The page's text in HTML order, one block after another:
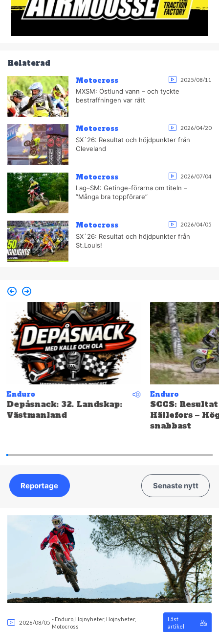
Relaterad
Motocross 2025/08/11
MXSM: Östlund vann – och tyckte
bestraffningen var rätt
Motocross 2026/04/20
SX´26: Resultat och höjdpunkter från
Cleveland
Motocross 2026/07/04
Lag–SM: Getinge-förarna om titeln –
”Många bra toppförare”
Motocross 2026/04/05
SX´26: Resultat och höjdpunkter från
St.Louis!
Enduro
Depåsnack: 32. Landskap:
Västmanland
Enduro
SCCS:
Hällefors –
snabbast
Reportage Senaste nytt
2026/08/05
- Enduro Hojnyheter, Hojnyheter,
Motocross
Låst
artikel